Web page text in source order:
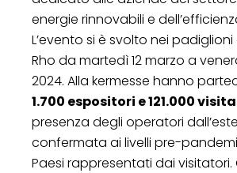
energie rinnovabili e
L’evento si è svolto nei padiglioni
Rho da martedì 12 marzo a
2024. Alla kermesse hanno
1.700 espositori e 121.000
presenza degli operatori
confermata ai livelli pre-
Paesi rappresentati dai visitatori.